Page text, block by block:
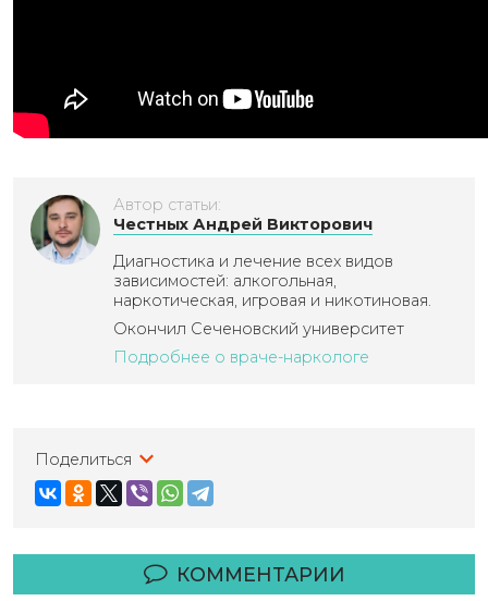
Автор статьи:
Честных Андрей Викторович
Диагностика и лечение всех видов
зависимостей: алкогольная,
наркотическая, игровая и никотиновая.
Окончил Сеченовский университет
Подробнее о враче-наркологе
Поделиться
КОММЕНТАРИИ